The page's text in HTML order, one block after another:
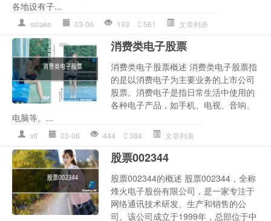
各地设有子...
sslake 03-06 193 561 文章列表
消费类电子股票
消费类电子股票概述 消费类电子股票指
的是以消费电子为主要业务的上市公司
股票。消费电子是指日常生活中使用的
各种电子产品，如手机、电视、音响、
电脑等。...
xfl 03-06 444 384 文章列表
股票002344
股票002344的概述 股票002344，全称
烽火电子股份有限公司，是一家专注于
网络通讯技术研发、生产和销售的公
司。该公司成立于1999年，总部位于中